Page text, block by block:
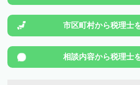
市区町村から税理士
相談内容から税理士